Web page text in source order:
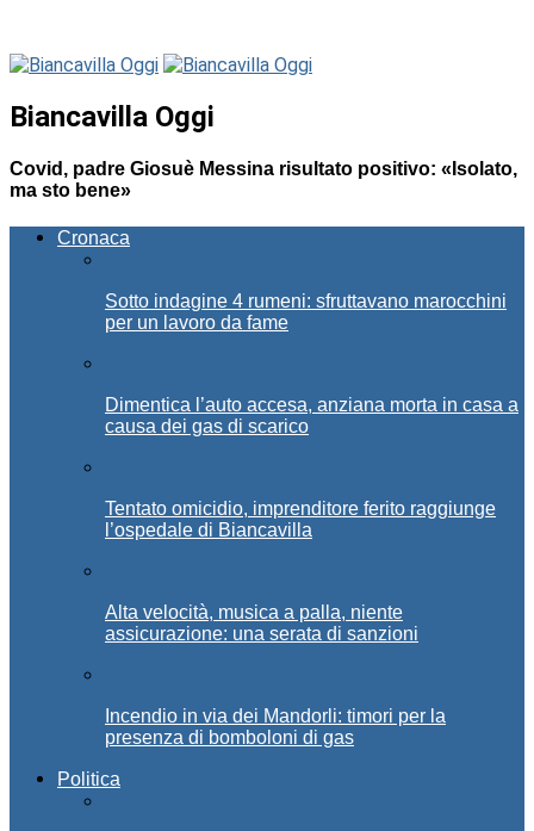
Biancavilla Oggi
Covid, padre Giosuè Messina risultato positivo: «Isolato,
ma sto bene»
Cronaca
Sotto indagine 4 rumeni: sfruttavano marocchini
per un lavoro da fame
Dimentica l’auto accesa, anziana morta in casa a
causa dei gas di scarico
Tentato omicidio, imprenditore ferito raggiunge
l’ospedale di Biancavilla
Alta velocità, musica a palla, niente
assicurazione: una serata di sanzioni
Incendio in via dei Mandorli: timori per la
presenza di bomboloni di gas
Politica